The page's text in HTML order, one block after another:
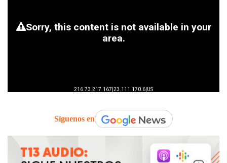
Síguenos en